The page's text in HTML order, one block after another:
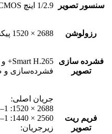
سنسور تصویر 1/2.9 اینچ CMOS.
رزولوشن 2688 × 1520 پیکسل (4 مگاپیکسل).
فشرده سازی
تصویر
فشرده‌سازی و
فریم ریت
تصویر
جریان اصلی:
2688 × 1520: 1–20 فریم بر ثانیه.
2560 × 1440: 1–25/30 فریم بر ثانیه.
زیرجریان: